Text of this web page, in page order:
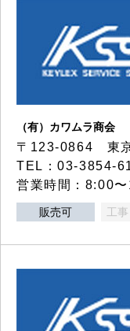
（有）カワムラ商会
〒123-0864 東
TEL：03-3854-
営業時間：8:00
販売可 工